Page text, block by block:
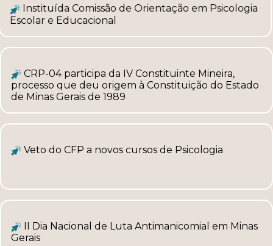
Instituída Comissão de Orientação em Psicologia
Escolar e Educacional
CRP-04 participa da IV Constituinte Mineira,
processo que deu origem à Constituição do Estado
de Minas Gerais de 1989
Veto do CFP a novos cursos de Psicologia
II Dia Nacional de Luta Antimanicomial em Minas
Gerais